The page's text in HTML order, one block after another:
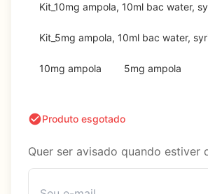
Kit_10mg ampola, 10ml bac water,
Kit_5mg ampola, 10ml bac water,
10mg ampola 5mg ampola
Produto esgotado
Quer ser avisado quando estiver